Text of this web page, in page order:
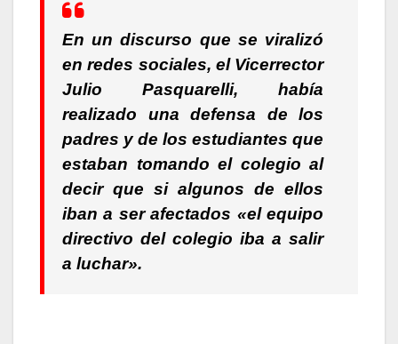
En un discurso que se viralizó
en redes sociales, el Vicerrector
Julio Pasquarelli, había
realizado una defensa de los
padres y de los estudiantes que
estaban tomando el colegio al
decir que si algunos de ellos
iban a ser afectados «el equipo
directivo del colegio iba a salir
a luchar».